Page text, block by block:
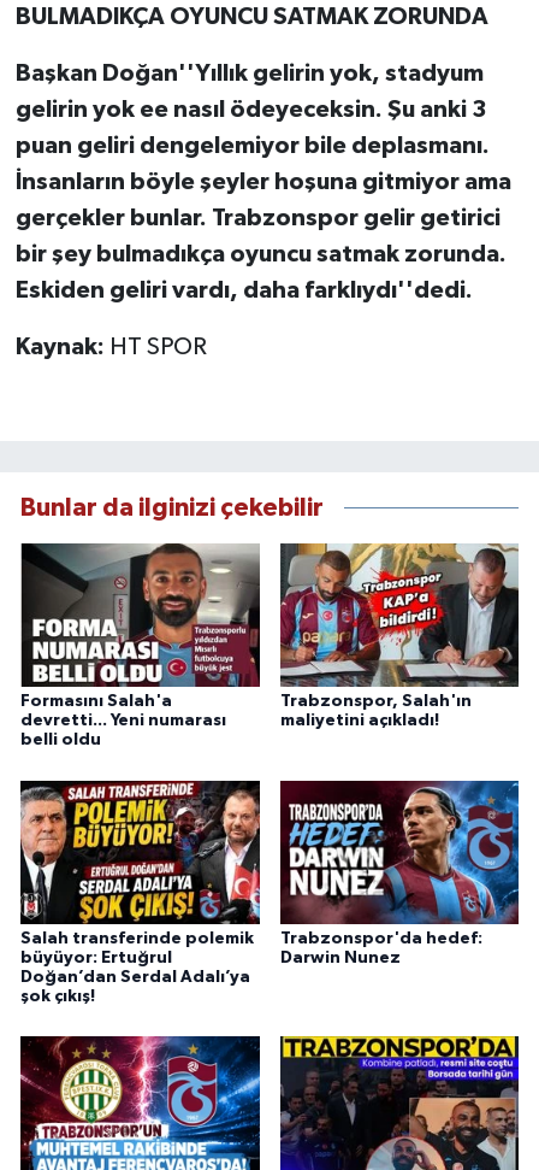
BULMADIKÇA OYUNCU SATMAK ZORUNDA
Başkan Doğan''Yıllık gelirin yok, stadyum
gelirin yok ee nasıl ödeyeceksin. Şu anki 3
puan geliri dengelemiyor bile deplasmanı.
İnsanların böyle şeyler hoşuna gitmiyor ama
gerçekler bunlar. Trabzonspor gelir getirici
bir şey bulmadıkça oyuncu satmak zorunda.
Eskiden geliri vardı, daha farklıydı''dedi.
Kaynak: HT SPOR
Bunlar da ilginizi çekebilir
Formasını Salah'a
devretti... Yeni numarası
belli oldu
Trabzonspor, Salah'ın
maliyetini açıkladı!
Salah transferinde polemik
büyüyor: Ertuğrul
Doğan’dan Serdal Adalı’ya
şok çıkış!
Trabzonspor'da hedef:
Darwin Nunez